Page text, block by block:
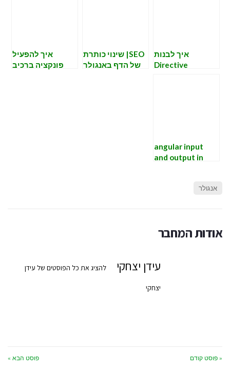
איך לבנות
Directive
SEO| שינוי כותרת
של הדף באנגולר
איך להפעיל
פונקציה ברכיב
angular input
and output in
אנגולר
אודות המחבר
עידן יצחקי להציג את כל הפוסטים של עידן
יצחקי
« פוסט קודם פוסט הבא »